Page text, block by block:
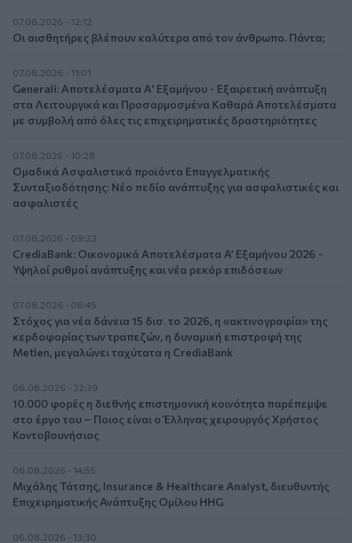
07.08.2026 - 12:12
Οι αισθητήρες βλέπουν καλύτερα από τον άνθρωπο. Πάντα;
07.08.2026 - 11:01
Generali: Αποτελέσματα Α' Εξαμήνου - Εξαιρετική ανάπτυξη
στα Λειτουργικά και Προσαρμοσμένα Καθαρά Αποτελέσματα
με συμβολή από όλες τις επιχειρηματικές δραστηριότητες
07.08.2026 - 10:28
Ομαδικά Ασφαλιστικά προϊόντα Επαγγελματικής
Συνταξιοδότησης: Νέο πεδίο ανάπτυξης για ασφαλιστικές και
ασφαλιστές
07.08.2026 - 09:23
CrediaBank: Οικονομικά Αποτελέσματα A’ Εξαμήνου 2026 -
Υψηλοί ρυθμοί ανάπτυξης και νέα ρεκόρ επιδόσεων
07.08.2026 - 08:45
Στόχος για νέα δάνεια 15 δισ. το 2026, η «ακτινογραφία» της
κερδοφορίας των τραπεζών, η δυναμική επιστροφή της
Metlen, μεγαλώνει ταχύτατα η CrediaBank
06.08.2026 - 22:39
10.000 φορές η διεθνής επιστημονική κοινότητα παρέπεμψε
στο έργο του – Ποιος είναι ο Έλληνας χειρουργός Χρήστος
Κοντοβουνήσιος
06.08.2026 - 14:55
Μιχάλης Τάτσης, Insurance & Healthcare Analyst, διευθυντής
Επιχειρηματικής Ανάπτυξης Ομίλου HHG
06.08.2026 - 13:30